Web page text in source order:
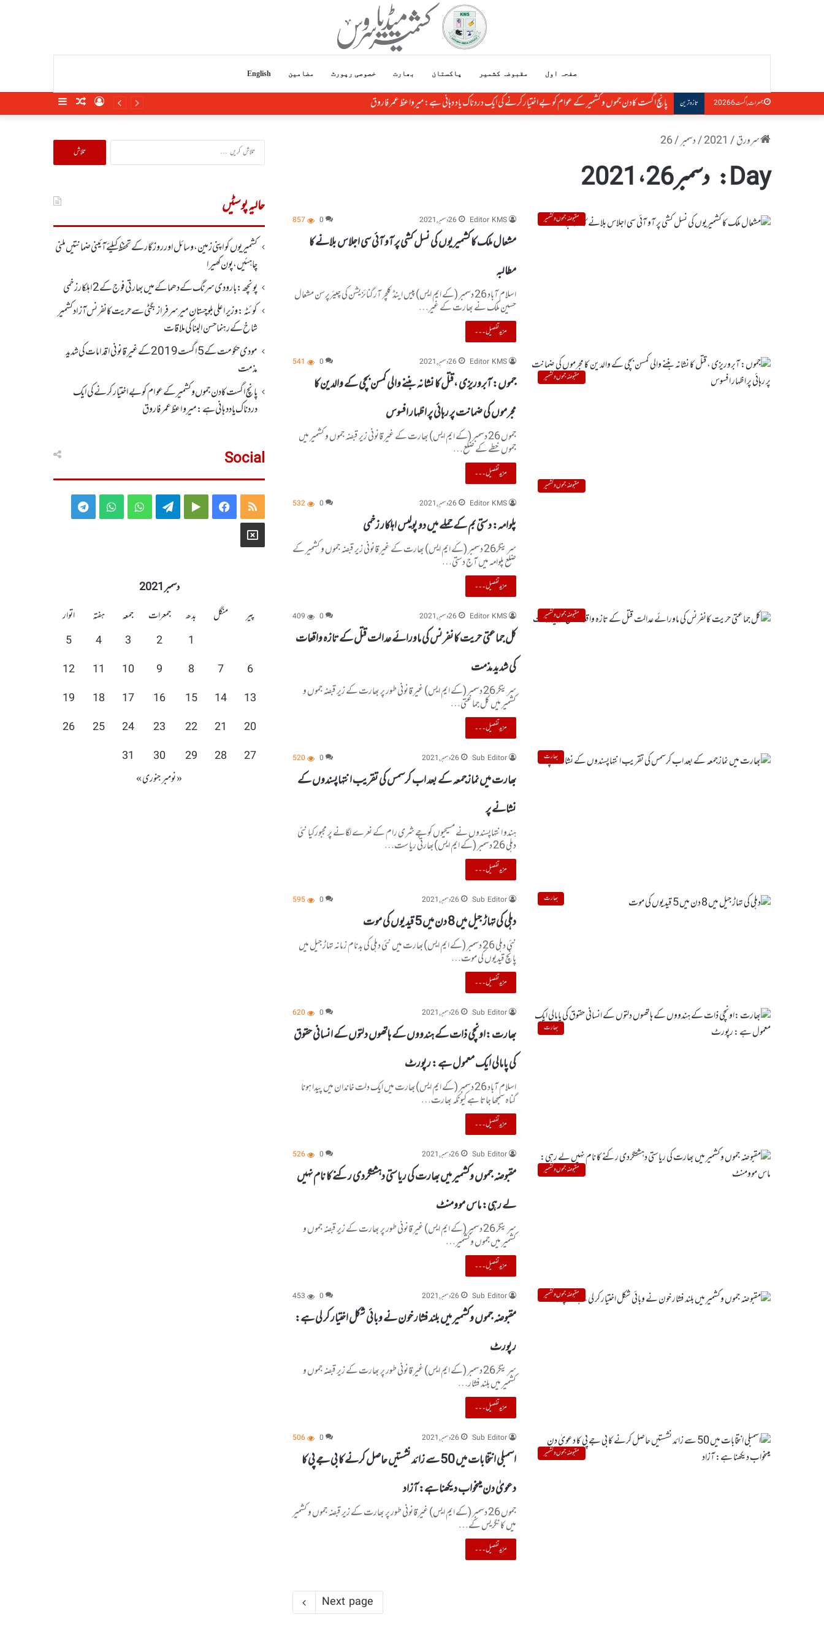
صفحہ اول مقبوضہ کشمیر پاکستان بھارت خصوصی رپورٹ مضامین English
جمعرات, اگست 6 2026 تازہ ترین پانچ اگست کادن جموں و کشمیر کے عوام کو بے اختیار کرنے کی ایک دردناک یاد دہانی ہے: میرواعظ عمر فاروق SidebarRandomLog
سرورق/
2021
/دسمبر/
26
Day: دسمبر 26، 2021
مقبوضہ جموں و کشمیر Editor KMS 26 دسمبر, 2021 0
857
مشعال ملک کا کشمیریوں کی نسل کشی پر آو آئی سی اجلاس بلانے کا
مطالبہ
اسلام آباد 26 دسمبر (کے ایم ایس) پیس اینڈ کلچر آرگنائزیشن کی چیئرپرسن مشعال
حسین ملک نے بھارت کے غیر…
مزید تفصیل۔۔۔
مقبوضہ جموں و کشمیر
Editor KMS 26 دسمبر, 2021 0
541
جموں: آبروریزی ،قتل کا نشانہ بننے والی کمسن بچی کے والدین کا
مجرموں کی ضمانت پر رہائی پر اظہار افسوس
جموں 26 دسمبر (کے ایم ایس) بھارت کے غیر قانونی زیر قبضہ جموں و کشمیر میں
جموں خطے کے ضلع…
مزید تفصیل۔۔۔
مقبوضہ جموں و کشمیر
Editor KMS
26 دسمبر, 2021 0
532
پلوامہ: دستی بم کے حملے میں دو پولیس اہلکار زخمی
سرینگر26 دسمبر (کے ایم ایس) بھارت کے غیر قانونی زیر قبضہ جموں و کشمیر کے
ضلع پلوامہ میں آج دستی…
مزید تفصیل۔۔۔
مقبوضہ جموں و کشمیر Editor KMS 26 دسمبر, 2021 0
409
کل جماعتی حریت کانفرنس کی ماورائے عدالت قتل کے تازہ واقعات
کی شدید مذمت
سرینگر 26 دسمبر (کے ایم ایس) غیر قانونی طور پر بھارت کے زیر قبضہ جموں و
کشمیر میں کل جماعتی…
مزید تفصیل۔۔۔
بھارت Sub Editor 26 دسمبر, 2021 0
520
بھارت میں نمازجمعہ کے بعد اب کرسمس کی تقریب انتہاپسندوں کے
نشانے پر
ہندو انتہاپسندوں نے مسیحیوں کوجے شری رام کے نعرے لگانے پر مجبورکیا نئی
دہلی 26 دسمبر (کے ایم ایس)بھارتی ریاست…
مزید تفصیل۔۔۔
بھارت Sub Editor 26 دسمبر, 2021 0
595
دہلی کی تہاڑ جیل میں 8 دن میں 5 قیدیوں کی موت
نئی دہلی 26 دسمبر (کے ایم ایس)بھارت میں نئی دہلی کی بدنام زمانہ تہاڑ جیل میں
پانچ قیدیوں کی موت…
مزید تفصیل۔۔۔
بھارت
Sub Editor 26 دسمبر, 2021 0
620
بھارت :اونچی ذات کے ہندووں کے ہاتھوں دلتوں کے انسانی حقوق
کی پامالی ایک معمول ہے : رپورٹ
اسلام آباد 26 دسمبر (کے ایم ایس)بھارت میں ایک دلت خاندان میں پیدا ہونا
گناہ سمجھا جاتا ہے کیونکہ بھارت…
مزید تفصیل۔۔۔
مقبوضہ جموں و کشمیر
Sub Editor 26 دسمبر, 2021 0
526
مقبوضہ جموں وکشمیر میں بھارت کی ریاستی دہشتگردی رکنے کا نام نہیں
لے رہی: ماس موومنٹ
سرینگر 26 دسمبر (کے ایم ایس) غیر قانونی طور پر بھارت کے زیر قبضہ جموں و
کشمیر میں جموں وکشمیر…
مزید تفصیل۔۔۔
مقبوضہ جموں و کشمیر Sub Editor 26 دسمبر, 2021 0
453
مقبوضہ جموں وکشمیر میں بلند فشار خون نے وبائی شکل اختیار کر لی ہے:
رپورٹ
سرینگر 26 دسمبر (کے ایم ایس) غیر قانونی طور پر بھارت کے زیر قبضہ جموں و
کشمیر میں بلند فشار…
مزید تفصیل۔۔۔
مقبوضہ جموں و کشمیر
Sub Editor 26 دسمبر, 2021 0
506
اسمبلی انتخابات میں 50 سے زائد نشستیں حاصل کرنے کا بی جے پی کا
دعویٰ دن میںخواب دیکھنا ہے: آزاد
جموں 26 دسمبر (کے ایم ایس) غیر قانونی طور پر بھارت کے زیر قبضہ جموں و کشمیر
میں کانگریس کے…
مزید تفصیل۔۔۔
Next page
تلاش
کریں
حالیہ پوسٹیں
کشمیریوں کو اپنی زمین، وسائل اور روزگار کے تحفظ کیلئے آئینی ضمانتیں ملنی
چاہئیں، پون کھیرا
پونچھ: بارودی سرنگ کے دھماکے میں بھارتی فوج کے 2اہلکار زخمی
کوئٹہ : وزیر اعلی بلوچستان میر سرفراز بگٹی سے حریت کانفرنس آزاد کشمیر
شاخ کے رہنما حسن البنا کی ملاقات
مودی حکومت کے 5اگست2019کے غیر قانونی اقدامات کی شدید
مذمت
پانچ اگست کادن جموں و کشمیر کے عوام کو بے اختیار کرنے کی ایک
دردناک یاد دہانی ہے: میرواعظ عمر فاروق
Social
RSS
Facebook
Google
Telegram
WhatsApp
WhatsApp
Telegram
X
دسمبر 2021
پیر
منگل بدھ جمعرات جمعہ ہفتہ
اتوار
1
2
3
4
5
6
7
8
9
10
11
12
13
14
15
16
17
18
19
20
21
22
23
24
25
26
27
28
29
30
31
« نومبرجنوری »